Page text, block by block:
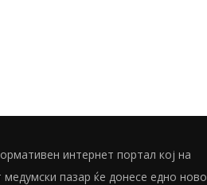
интернет портал кој на
медумски пазар ќе донесе едно ново